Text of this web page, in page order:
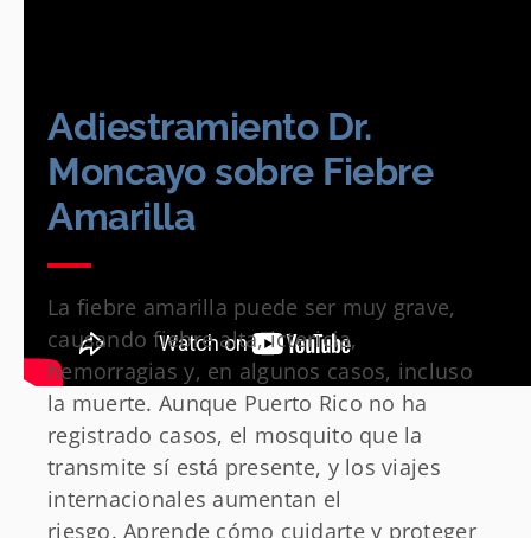
Adiestramiento Dr.
Moncayo sobre Fiebre
Amarilla
La fiebre amarilla puede ser muy grave,
causando fiebre alta, ictericia,
hemorragias y, en algunos casos, incluso
la muerte. Aunque Puerto Rico no ha
registrado casos, el mosquito que la
transmite sí está presente, y los viajes
internacionales aumentan el
riesgo. Aprende cómo cuidarte y proteger